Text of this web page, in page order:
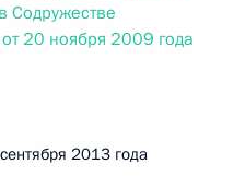
Содружестве
20 ноября 2009 года
2013 года